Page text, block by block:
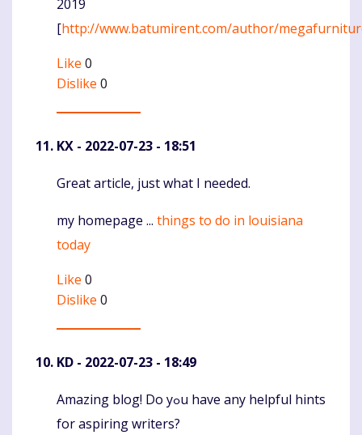
2019
[http://www.batumirent.com/author/
Like 0
Dislike 0
KX - 2022-07-23 - 18:51
Komentaras
Great article, just what I needed.
my homepage ... things to do in louisiana
today
Like 0
Dislike 0
KD - 2022-07-23 - 18:49
Komentaras
Amazing blog! Do уߋu have any helpful hints
for aspiring writers?